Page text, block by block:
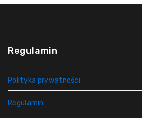
Regulamin
Polityka prywatności
Regulamin